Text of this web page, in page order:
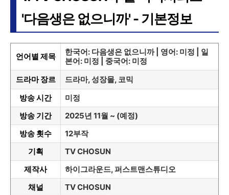
'다음생은 없으니까' - 기본정보
언어별 제목
한국어: 다음생은 없으니까 | 영어: 미정 | 일
본어: 미정 | 중국어: 미정
드라마 장르
드라마, 성장몰, 코믹
방송 시간
미정
방송 기간
2025년 11월 ~ (예정)
방송 횟수
12부작
기획
TV CHOSUN
제작사
하이그라운드, 퍼스트맨스튜디오
채널
TV CHOSUN